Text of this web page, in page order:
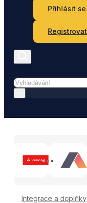
Přihlásit se
Registrovat
Hledat
Integrace a doplňky